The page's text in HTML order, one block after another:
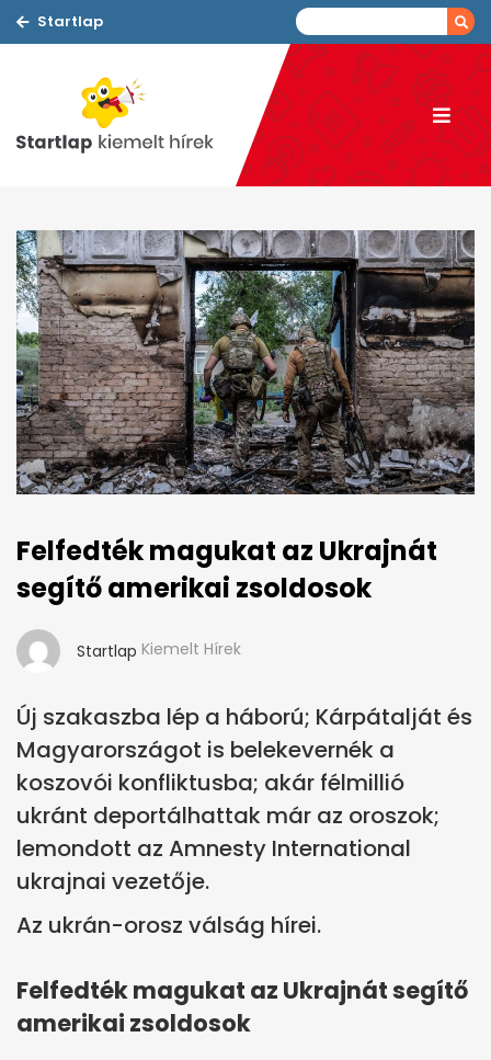
Startlap
Felfedték magukat az Ukrajnát
segítő amerikai zsoldosok
Startlap Kiemelt Hírek
Új szakaszba lép a háború; Kárpátalját és
Magyarországot is belekevernék a
koszovói konfliktusba; akár félmillió
ukránt deportálhattak már az oroszok;
lemondott az Amnesty International
ukrajnai vezetője.
Az ukrán-orosz válság hírei.
Felfedték magukat az Ukrajnát segítő
amerikai zsoldosok